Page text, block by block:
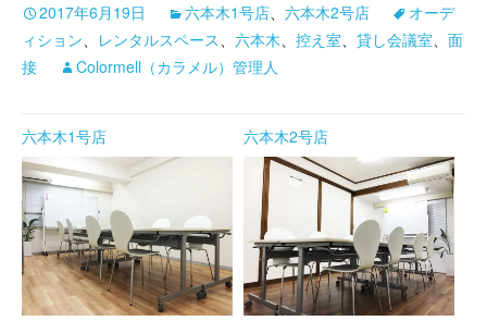
2017年6月19日 六本木1号店、 六本木2号店
オーデ
ィション、 レンタルスペース、 六本木、 控え室、 貸し会議室、 面
接
Colormell（カラメル）管理人
六本木1号店 六本木2号店